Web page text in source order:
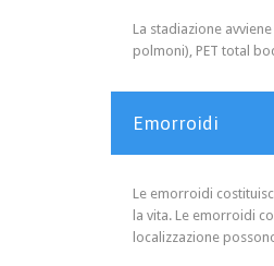
La stadiazione
polmoni), PET total
Emorroidi
Le emorroidi
la vita. Le emorroidi
localizzazione